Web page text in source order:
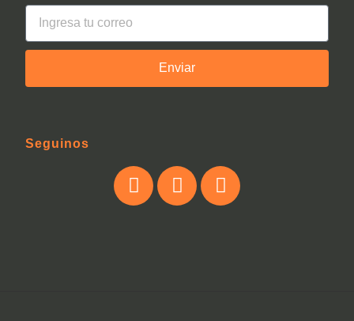
Enviar
Seguinos